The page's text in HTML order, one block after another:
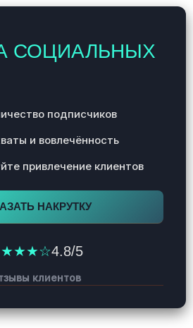
СОЦИАЛЬНЫХ
подписчиков
и вовлечённость
привлечение клиентов
НАКРУТКУ
4.8/5
клиентов